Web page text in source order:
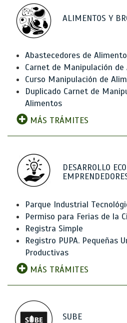
ALIMENTOS Y
Abastecedores de
Carnet de Manipulación
Curso Manipulación de
Duplicado Carnet de
Alimentos
MÁS TRÁMITES
DESARROLLO
Parque Industrial
Permiso para Ferias de la
Registra Simple
Registro PUPA. Pequeñas
Productivas
MÁS TRÁMITES
SUBE